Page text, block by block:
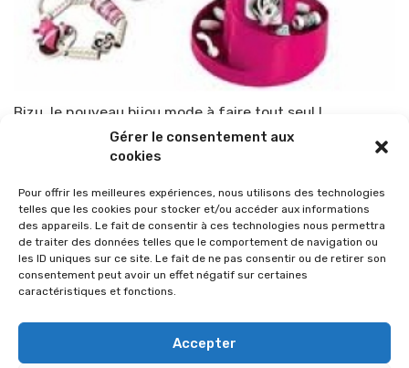
Gérer le consentement aux
cookies
Pour offrir les meilleures expériences, nous utilisons des technologies
telles que les cookies pour stocker et/ou accéder aux informations
des appareils. Le fait de consentir à ces technologies nous permettra
de traiter des données telles que le comportement de navigation ou
les ID uniques sur ce site. Le fait de ne pas consentir ou de retirer son
consentement peut avoir un effet négatif sur certaines
caractéristiques et fonctions.
Accepter
Bizu, le nouveau bijou mode à faire tout seul !
TOP-PARENTS 3 décembre 2011